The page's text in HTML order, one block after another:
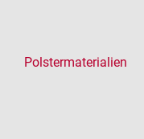
Polstermaterialien